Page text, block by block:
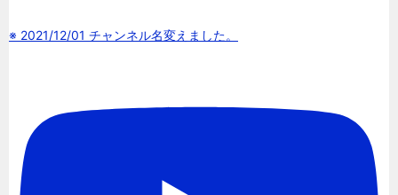
※ 2021/12/01 チャンネル名変えました。